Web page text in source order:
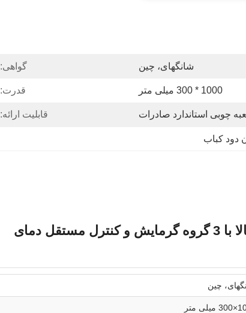
شانگهای، چین گواهی:
1000 * 300 میلی متر قدرت:
چوبی استاندارد صادرات قابلیت ارائه:
چین
متر